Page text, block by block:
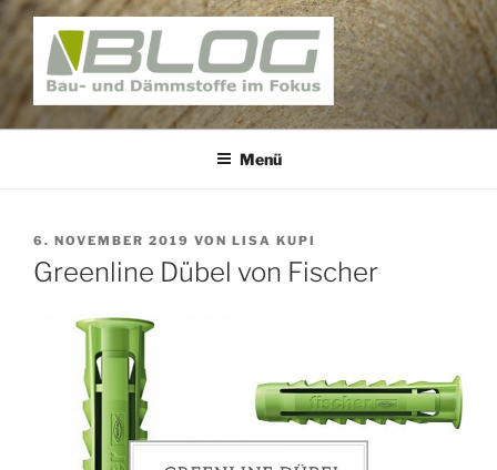
Zum
Inhalt
springen
BAUNATIV – BLOG
Bau und Dämmstoffe im Fokus
Menü
VERÖFFENTLICHT
AM
6. NOVEMBER 2019 VON LISA KUPI
Greenline Dübel von Fischer